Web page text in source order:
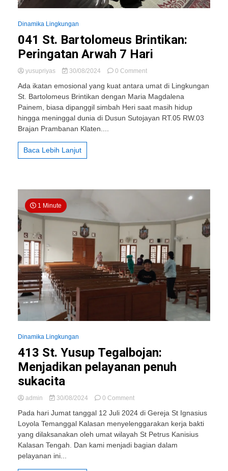
Dinamika Lingkungan
041 St. Bartolomeus Brintikan:
Peringatan Arwah 7 Hari
yusupriyas 30/08/2024 0 Commenton
St.
Bartolomeus
Brintikan:
Peringatan
Ada ikatan emosional yang kuat antara umat di Lingkungan
St. Bartolomeus Brintikan dengan Maria Magdalena
Painem, biasa dipanggil simbah Heri saat masih hidup
hingga meninggal dunia di Dusun Sutojayan RT.05 RW.03
Brajan Prambanan Klaten....
Baca Lebih Lanjut
1 Minute
Dinamika Lingkungan
413 St. Yusup Tegalbojan:
Menjadikan pelayanan penuh
sukacita
admin 30/08/2024 0 Commenton
St.
Yusup
Tegalbojan:
Menjadikan
Pada hari Jumat tanggal 12 Juli 2024 di Gereja St Ignasius
Loyola Temanggal Kalasan menyelenggarakan kerja bakti
yang dilaksanakan oleh umat wilayah St Petrus Kanisius
Kalasan Tengah. Dan kami menjadi bagian dalam
pelayanan ini...